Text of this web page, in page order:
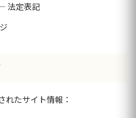
法定表記
れたサイト情報：